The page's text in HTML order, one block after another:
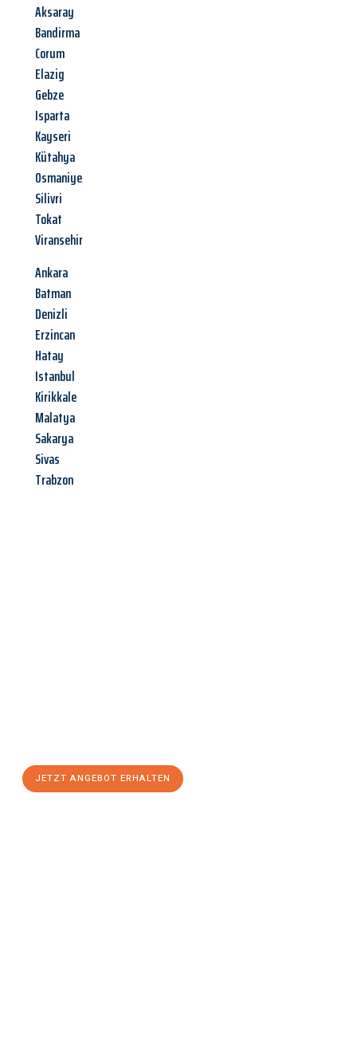
Aksaray
Bandirma
Corum
Elazig
Gebze
Isparta
Kayseri
Kütahya
Osmaniye
Silivri
Tokat
Viransehir
Ankara
Batman
Denizli
Erzincan
Hatay
Istanbul
Kirikkale
Malatya
Sakarya
Sivas
Trabzon
JETZT ANGEBOT ERHALTEN